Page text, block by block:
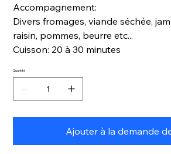
Accompagnement:
Divers fromages, viande séchée,
raisin, pommes, beurre etc...
Cuisson: 20 à 30 minutes
Quantité
Ajouter à la demande